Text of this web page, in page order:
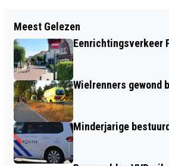
VERNIEUWD PLATFORM
TIJD' BRENGT ERFGOED
HET BASISONDERWIJS
Meest Gelezen
Eenrichtingsverkeer
Wielrenners gewond
Minderjarige